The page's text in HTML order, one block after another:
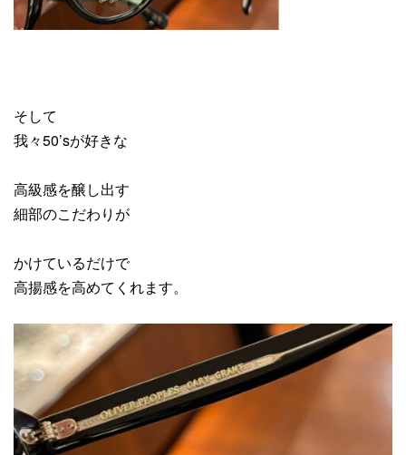
そして
我々50’sが好きな
高級感を醸し出す
細部のこだわりが
かけているだけで
高揚感を高めてくれます。